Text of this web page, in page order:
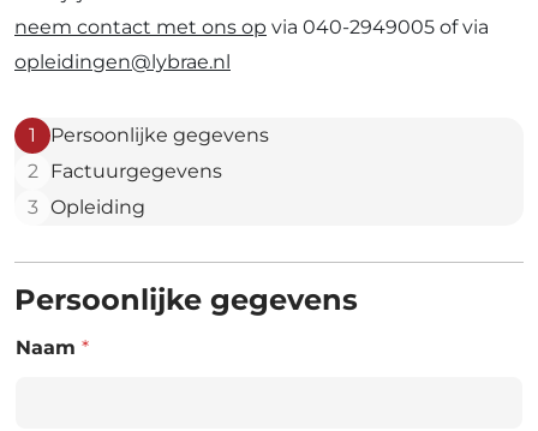
neem contact met ons op via 040-2949005 of via
opleidingen@lybrae.nl
1
Persoonlijke gegevens
2
Factuurgegevens
3 Opleiding
Persoonlijke gegevens
Naam *